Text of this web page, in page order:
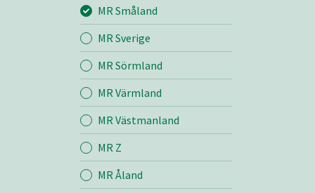
Entreprenad
Bemanning
MR Småland
MR Sverige
MR Sörmland
MR Värmland
MR Västmanland
MR Z
MR Åland